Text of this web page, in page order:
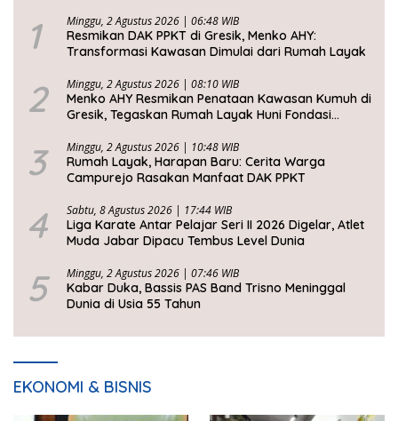
1 Minggu, 2 Agustus 2026 | 06:48 WIB
Resmikan DAK PPKT di Gresik, Menko AHY:
Transformasi Kawasan Dimulai dari Rumah Layak
2 Minggu, 2 Agustus 2026 | 08:10 WIB
Menko AHY Resmikan Penataan Kawasan Kumuh di
Gresik, Tegaskan Rumah Layak Huni Fondasi
3 Minggu, 2 Agustus 2026 | 10:48 WIB
Rumah Layak, Harapan Baru: Cerita Warga
Campurejo Rasakan Manfaat DAK PPKT
4 Sabtu, 8 Agustus 2026 | 17:44 WIB
Liga Karate Antar Pelajar Seri II 2026 Digelar, Atlet
Muda Jabar Dipacu Tembus Level Dunia
5 Minggu, 2 Agustus 2026 | 07:46 WIB
Kabar Duka, Bassis PAS Band Trisno Meninggal
Dunia di Usia 55 Tahun
EKONOMI & BISNIS